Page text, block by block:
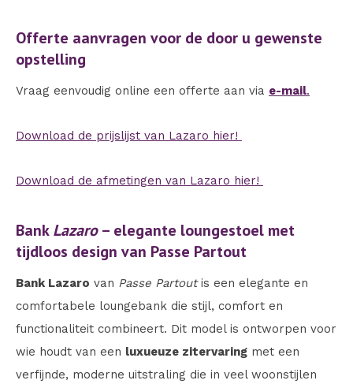
Offerte aanvragen voor de door u gewenste
opstelling
Vraag eenvoudig online een offerte aan via e-mail.
Download de prijslijst van Lazaro hier!
Download de afmetingen van Lazaro hier!
BankLazaro– elegante loungestoel met
tijdloos design van Passe Partout
Bank Lazaro van Passe Partoutis een elegante en
comfortabele loungebank die stijl, comfort en
functionaliteit combineert. Dit model is ontworpen voor
wie houdt van een luxueuze zitervaring met een
verfijnde, moderne uitstraling die in veel woonstijlen